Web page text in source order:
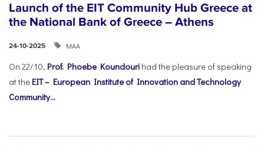
Launch of the EIT Community Hub Greece at
the National Bank of Greece – Athens
24-10-2025 ΜΑΑ
On 22/10, Prof. Phoebe Koundouri had the pleasure of speaking
at the EIT – European Institute of Innovation and Technology
Community...